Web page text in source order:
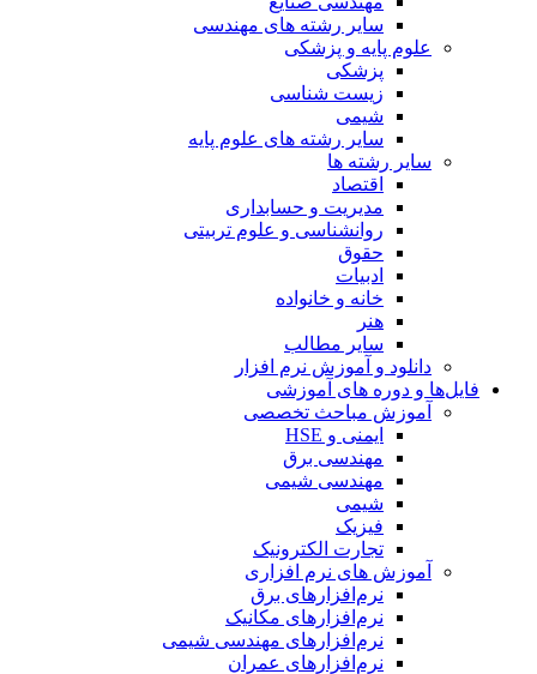
سایر رشته های مهندسی
علوم پایه و پزشکی
پزشکی
زیست شناسی
شیمی
سایر رشته های علوم پایه
سایر رشته ها
اقتصاد
مدیریت و حسابداری
روانشناسی و علوم تربیتی
حقوق
ادبیات
خانه و خانواده
هنر
سایر مطالب
دانلود و آموزش نرم افزار
فایل‌ها و دوره های آموزشی
آموزش مباحث تخصصی
ایمنی و HSE
مهندسی برق
مهندسی شیمی
شیمی
فیزیک
تجارت الکترونیک
آموزش های نرم افزاری
نرم‌افزارهای برق
نرم‌افزارهای مکانیک
نرم‌افزارهای مهندسی شیمی
نرم‌افزارهای عمران